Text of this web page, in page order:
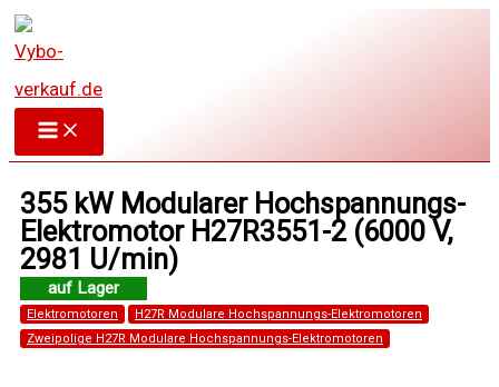
Zum
Inhalt
springen
355 kW Modularer Hochspannungs-
Elektromotor H27R3551-2 (6000 V,
2981 U/min)
Elektromotoren
H27R Modulare Hochspannungs-Elektromotoren
Zweipolige H27R Modulare Hochspannungs-Elektromotoren